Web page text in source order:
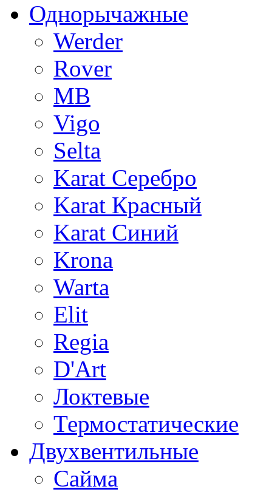
Однорычажные
Werder
Rover
MB
Vigo
Selta
Karat Серебро
Karat Красный
Karat Синий
Krona
Warta
Elit
Regia
D'Art
Локтевые
Термостатические
Двухвентильные
Сайма